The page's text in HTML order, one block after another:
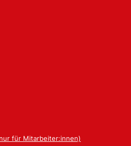
für Mitarbeiter:innen)